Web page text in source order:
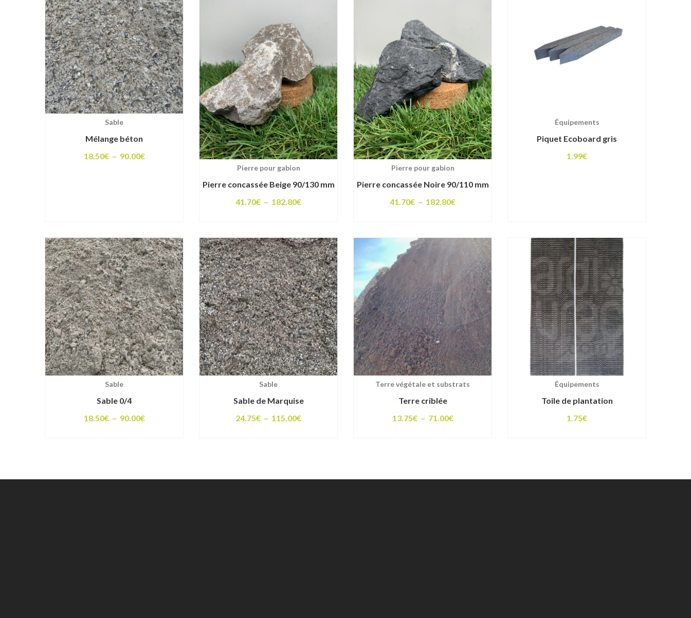
120.00€
Sable
Mélange béton
18.50€ – 90.00€Plage
Pierre pour gabion
Pierre concassée Beige 90/130 mm
41.70€ – 182.80€Plage
41.70€
à
182.80€
Pierre pour gabion
Pierre concassée Noire 90/110 mm
41.70€ – 182.80€Plage
41.70€
182.80€
Équipements
Piquet Ecoboard gris
1.99€
Sable
Sable 0/4
18.50€ – 90.00€Plage
Sable
Sable de Marquise
24.75€ – 115.00€Plage
Terre végétale et substrats
Terre criblée
13.75€ – 71.00€Plage
Équipements
Toile de plantation
1.75€